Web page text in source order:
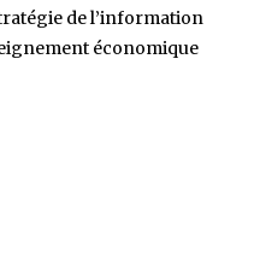
de l’information
économique